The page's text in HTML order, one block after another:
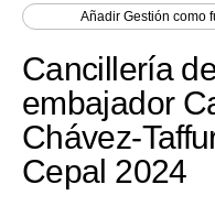
Economía
Mercados
Perú
AñadirGestión como
Cancillería
embajador
Chávez-
Cepal 2024